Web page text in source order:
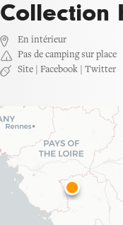
Collection
En intérieur
Pas de camping sur place
Site
Facebook Twitter